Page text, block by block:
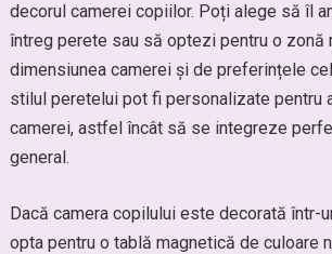
decorul camerei copiilor. Poți alege să îl
întreg perete sau să optezi pentru o zonă
dimensiunea camerei și de preferințele
stilul peretelui pot fi personalizate pentru
camerei, astfel încât să se integreze
general.
Dacă camera copilului este decorată într-
opta pentru o tablă magnetică de culoare